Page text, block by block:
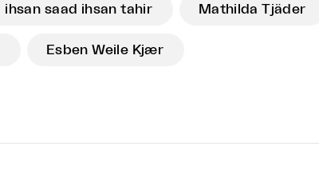
ihsan saad ihsan tahir Mathilda Tjäder
Esben Weile Kjær